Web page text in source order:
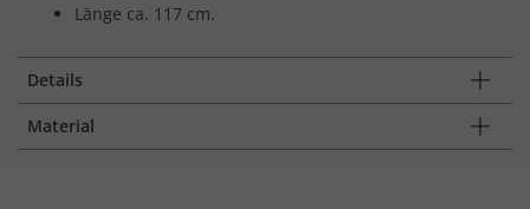
Länge ca. 117 cm.
Details
Material